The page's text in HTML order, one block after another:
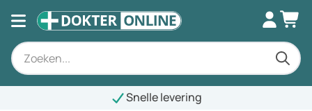
Snelle levering